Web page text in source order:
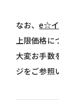
なお、e☆イ
上限価格に
大変お手数
ジをご参照